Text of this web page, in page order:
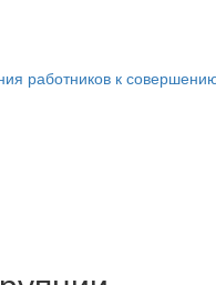
работников к